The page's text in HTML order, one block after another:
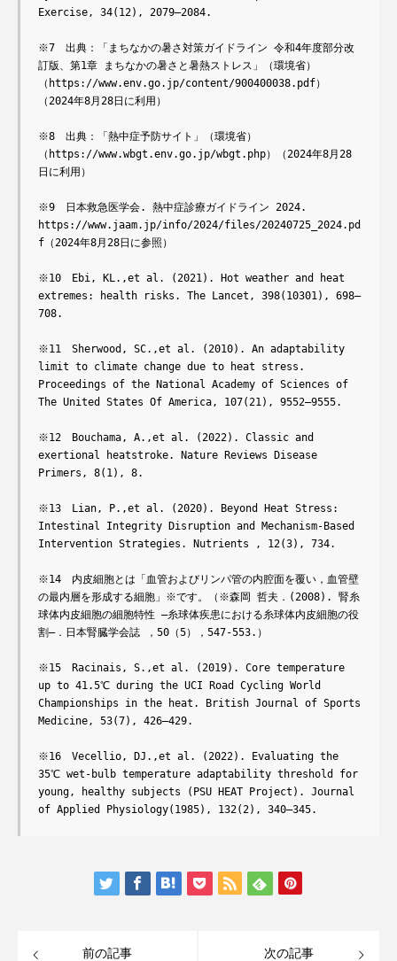
Exercise, 34(12), 2079–2084.
※7　出典：「まちなかの暑さ対策ガイドライン 令和4年度部分改
訂版、第1章 まちなかの暑さと暑熱ストレス」（環境省）
（https://www.env.go.jp/content/900400038.pdf）
（2024年8月28日に利用）
※8　出典：「熱中症予防サイト」（環境省）
（https://www.wbgt.env.go.jp/wbgt.php）（2024年8月28
日に利用）
※9　日本救急医学会. 熱中症診療ガイドライン 2024.
https://www.jaam.jp/info/2024/files/20240725_2024.pd
f（2024年8月28日に参照）
※10　Ebi, KL.,et al. (2021). Hot weather and heat
extremes: health risks. The Lancet, 398(10301), 698–
708.
※11　Sherwood, SC.,et al. (2010). An adaptability
limit to climate change due to heat stress.
Proceedings of the National Academy of Sciences of
The United States Of America, 107(21), 9552–9555.
※12　Bouchama, A.,et al. (2022). Classic and
exertional heatstroke. Nature Reviews Disease
Primers, 8(1), 8.
※13　Lian, P.,et al. (2020). Beyond Heat Stress:
Intestinal Integrity Disruption and Mechanism-Based
Intervention Strategies. Nutrients , 12(3), 734.
※14　内皮細胞とは「血管およびリンパ管の内腔面を覆い，血管壁
の最内層を形成する細胞」※です。（※森岡 哲夫．(2008). 腎糸
球体内皮細胞の細胞特性 ―糸球体疾患における糸球体内皮細胞の役
割―．日本腎臓学会誌 ，50（5），547-553.）
※15　Racinais, S.,et al. (2019). Core temperature
up to 41.5℃ during the UCI Road Cycling World
Championships in the heat. British Journal of Sports
Medicine, 53(7), 426–429.
※16　Vecellio, DJ.,et al. (2022). Evaluating the
35℃ wet-bulb temperature adaptability threshold for
young, healthy subjects (PSU HEAT Project). Journal
of Applied Physiology(1985), 132(2), 340–345.
前の記事 次の記事